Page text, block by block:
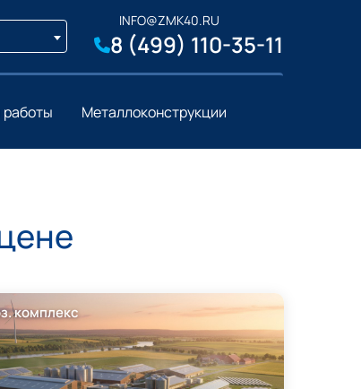
INFO@ZMK40.RU
8 (499) 110-35-11
Металлоконструкции
комплекс